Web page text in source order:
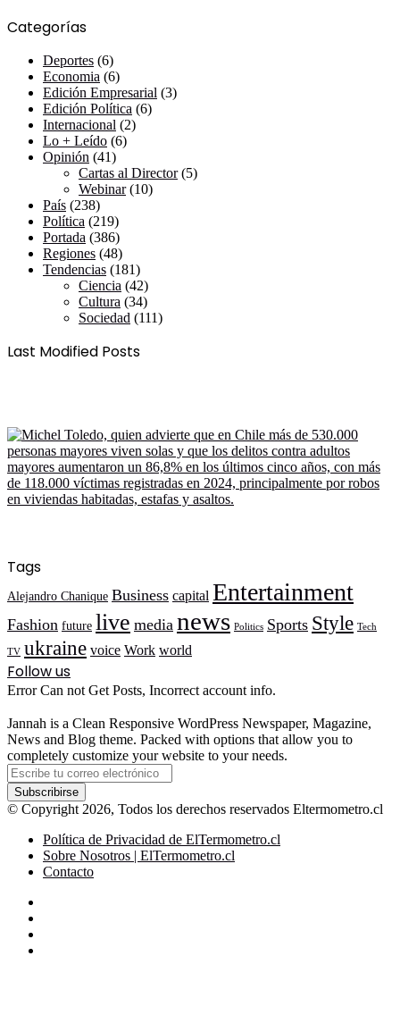
Categorías
Deportes (6)
Economia (6)
Edición Empresarial (3)
Edición Política (6)
Internacional (2)
Lo + Leído (6)
Opinión (41)
Cartas al Director(5)
Webinar(10)
País (238)
Política (219)
Portada (386)
Regiones (48)
Tendencias (181)
Ciencia (42)
Cultura (34)
Sociedad (111)
Last Modified Posts
Tags
Alejandro Chanique Business capital Entertainment
Fashion future live media news Politics Sports Style Tech
TV ukraine voice Work world
Follow us
Error Can not Get Posts, Incorrect account info.
Jannah is a Clean Responsive WordPress Newspaper, Magazine,
News and Blog theme. Packed with options that allow you to
completely customize your website to your needs.
Escribe
tu
correo
electrónico
© Copyright 2026, Todos los derechos reservados Eltermometro.cl
Política de Privacidad de ElTermometro.cl
Sobre Nosotros | ElTermometro.cl
Contacto